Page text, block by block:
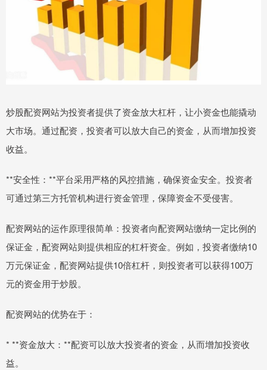
炒股配资网站为投资者提供了资金放大杠杆，让小资金也能撬动
大市场。通过配资，投资者可以放大自己的资金，从而增加投资
收益。
**安全性：**平台采用严格的风控措施，确保资金安全。投资者
可通过第三方托管机构进行资金管理，保障资金不受侵害。
配资网站的运作原理很简单：投资者向配资网站缴纳一定比例的
保证金，配资网站则提供相应的杠杆资金。例如，投资者缴纳10
万元保证金，配资网站提供10倍杠杆，则投资者可以获得100万
元的资金用于炒股。
配资网站的优势在于：
* **资金放大：**配资可以放大投资者的资金，从而增加投资收
益。